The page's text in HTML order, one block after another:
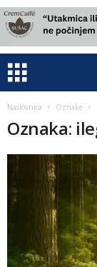
Naslovnica Oznake
Oznaka: